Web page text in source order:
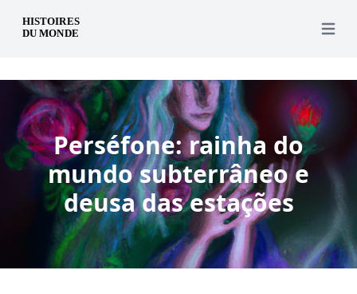
pt Open
Perséfone: rainha do
mundo subterrâneo e
deusa das estações